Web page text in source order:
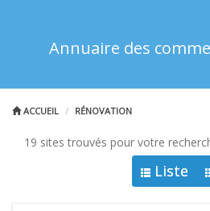
Annuaire des
ACCUEIL RÉNOVATION
19 sites trouvés pour votre
Liste